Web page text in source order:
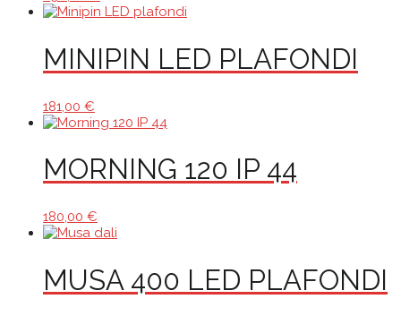
MINIPIN LED PLAFONDI
181,00 €
MORNING 120 IP 44
180,00 €
MUSA 400 LED PLAFONDI